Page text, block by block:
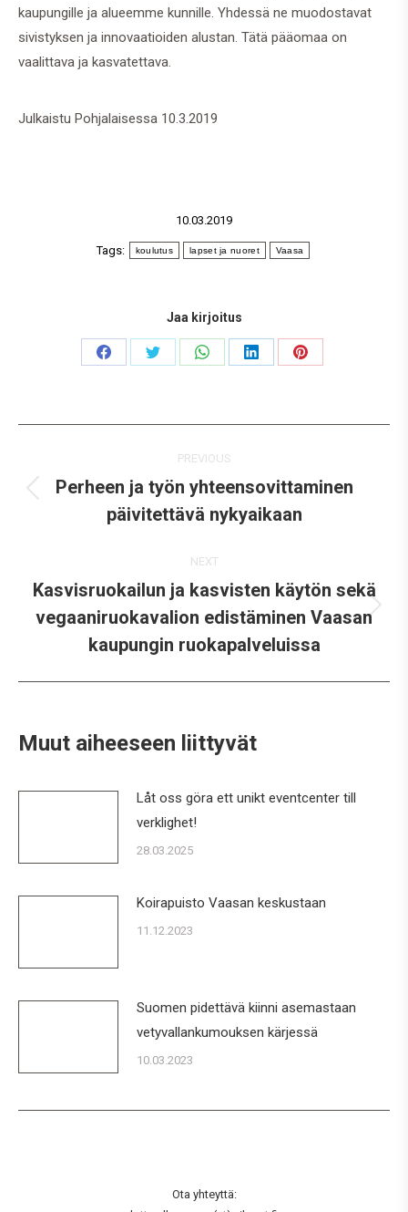
kaupungille ja alueemme kunnille. Yhdessä ne muodostavat
sivistyksen ja innovaatioiden alustan. Tätä pääomaa on
vaalittava ja kasvatettava.
Julkaistu Pohjalaisessa 10.3.2019
10.03.2019
Tags: koulutus lapset ja nuoret Vaasa
Jaa kirjoitus
Share
Share
Share
Share
Share
navigation
PREVIOUS
Previous
post:
Perheen ja työn yhteensovittaminen
päivitettävä nykyaikaan
NEXT
Next
post:
Kasvisruokailun ja kasvisten käytön sekä
vegaaniruokavalion edistäminen Vaasan
kaupungin ruokapalveluissa
Muut aiheeseen liittyvät
Låt oss göra ett unikt eventcenter till
verklighet!
28.03.2025
Koirapuisto Vaasan keskustaan
11.12.2023
Suomen pidettävä kiinni asemastaan
vetyvallankumouksen kärjessä
10.03.2023
Ota yhteyttä: